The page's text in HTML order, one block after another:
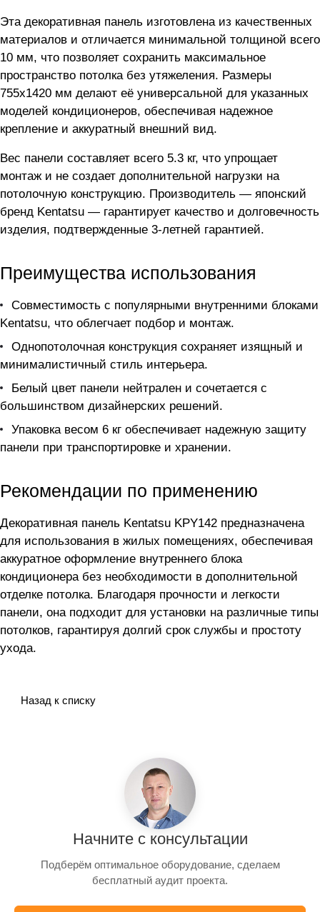
Эта декоративная панель изготовлена из качественных
материалов и отличается минимальной толщиной всего
10 мм, что позволяет сохранить максимальное
пространство потолка без утяжеления. Размеры
755x1420 мм делают её универсальной для указанных
моделей кондиционеров, обеспечивая надежное
крепление и аккуратный внешний вид.
Вес панели составляет всего 5.3 кг, что упрощает
монтаж и не создает дополнительной нагрузки на
потолочную конструкцию. Производитель — японский
бренд Kentatsu — гарантирует качество и долговечность
изделия, подтвержденные 3-летней гарантией.
Преимущества использования
Совместимость с популярными внутренними блоками
Kentatsu, что облегчает подбор и монтаж.
Однопотолочная конструкция сохраняет изящный и
минималистичный стиль интерьера.
Белый цвет панели нейтрален и сочетается с
большинством дизайнерских решений.
Упаковка весом 6 кг обеспечивает надежную защиту
панели при транспортировке и хранении.
Рекомендации по применению
Декоративная панель Kentatsu KPY142 предназначена
для использования в жилых помещениях, обеспечивая
аккуратное оформление внутреннего блока
кондиционера без необходимости в дополнительной
отделке потолка. Благодаря прочности и легкости
панели, она подходит для установки на различные типы
потолков, гарантируя долгий срок службы и простоту
ухода.
Назад к списку
Начните с консультации
Подберём оптимальное оборудование, сделаем
бесплатный аудит проекта.